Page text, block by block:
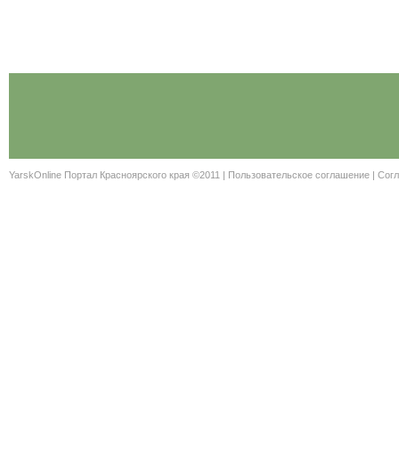
YarskOnline Портал Красноярского края ©2011 | Пользовательское соглашение |